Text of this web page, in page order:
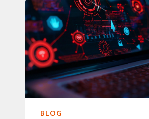
BLOG